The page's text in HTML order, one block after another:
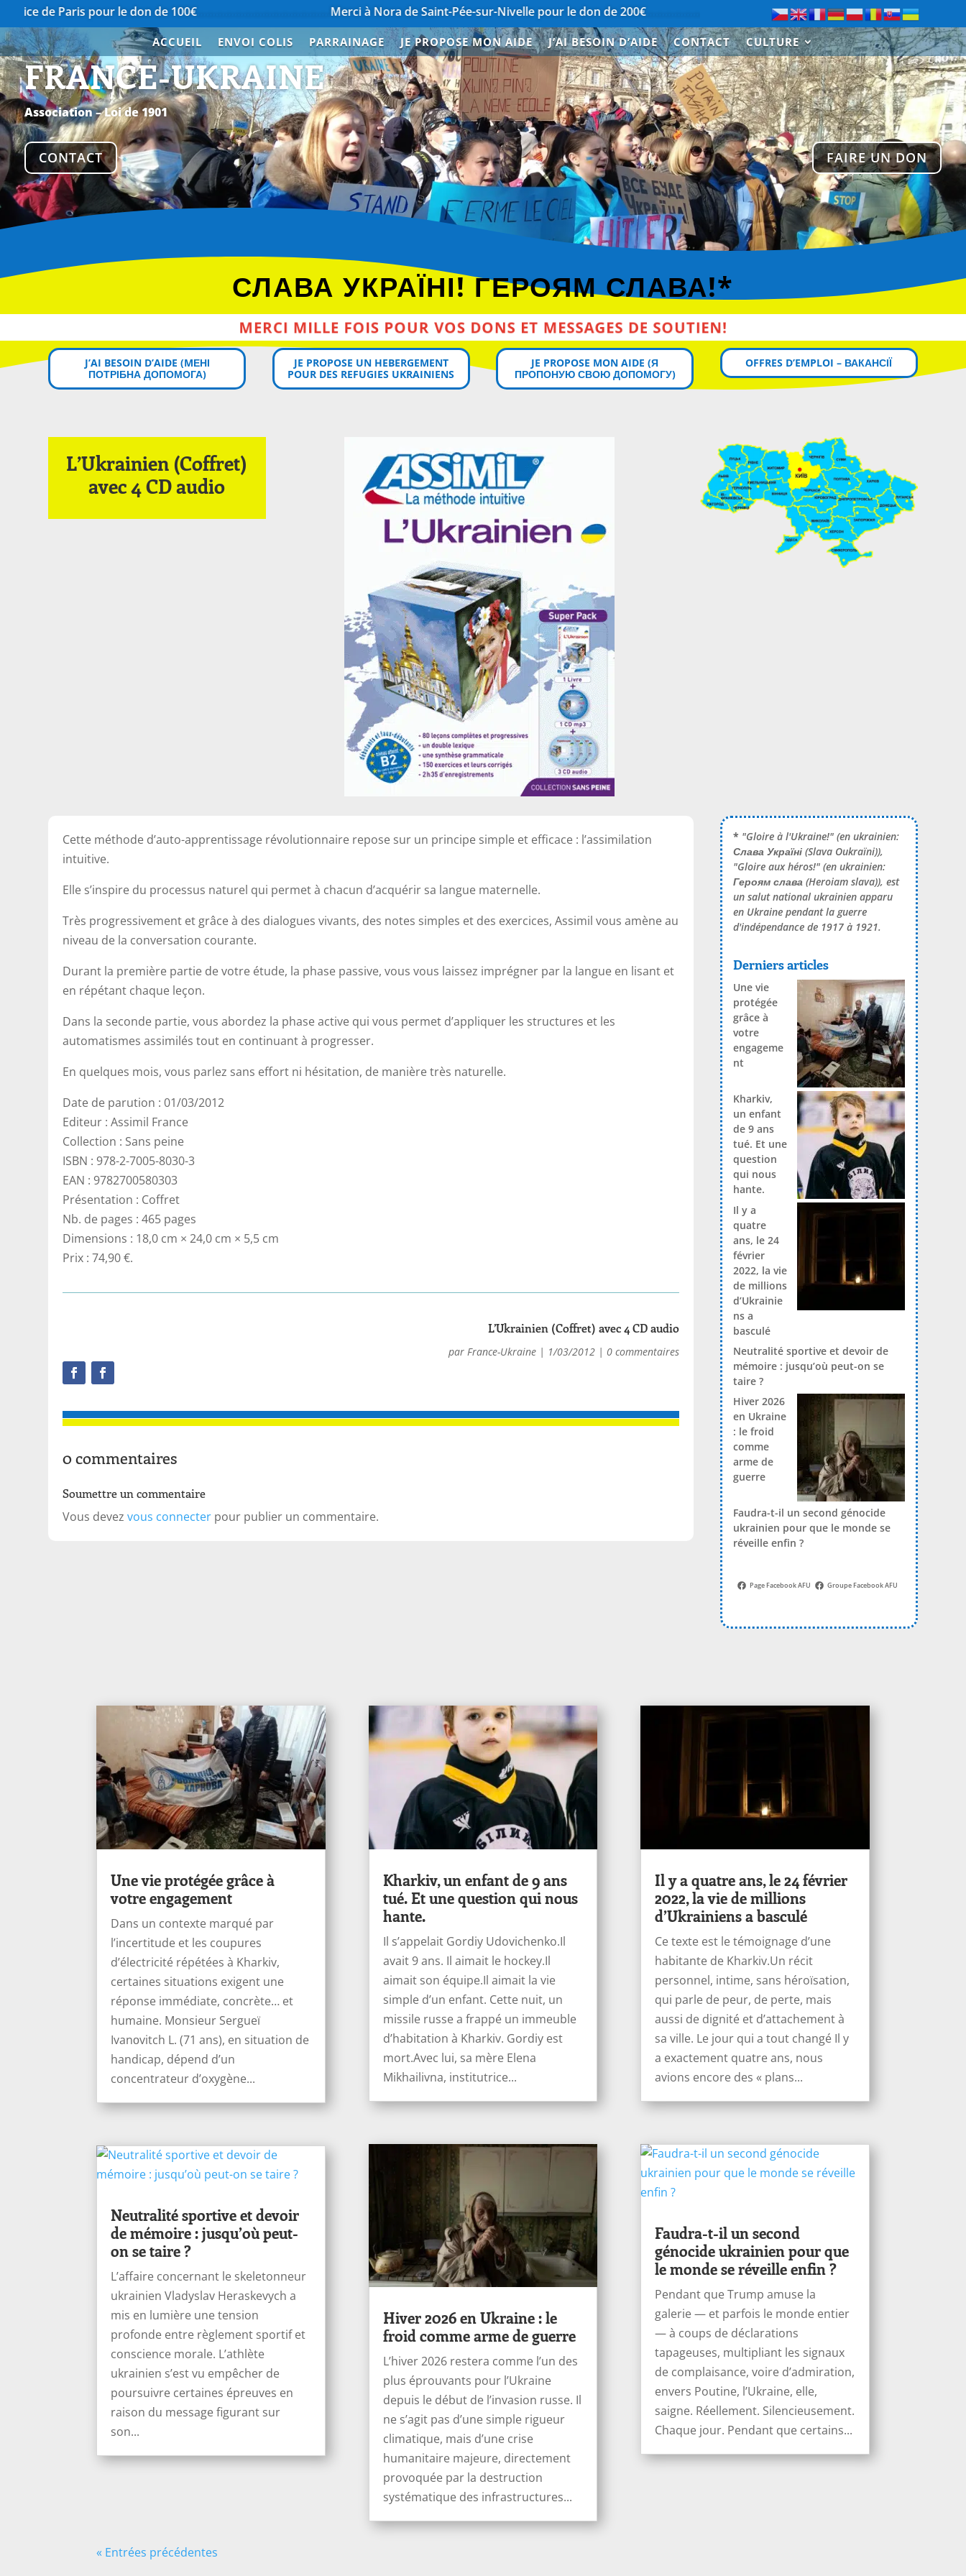
pour le don de 100€……………………………………. Merci à Nora de Saint-Pée-sur-Nivelle pour le don de 200€……………………………………. Merci à Paul de Saint-Cloud pour le don de
ACCUEIL ENVOI COLIS PARRAINAGE JE PROPOSE MON AIDE J’AI BESOIN D’AIDE CONTACT CULTURE
FRANCE-UKRAINE
Association – Loi de 1901
CONTACT FAIRE UN DON
СЛАВА УКРАЇНІ! ГЕРОЯМ СЛАВА!*
MERCI MILLE FOIS POUR VOS DONS ET MESSAGES DE SOUTIEN!
J’AI BESOIN D’AIDE (MЕНІ
ПОТРІБНА ДОПОМОГА)
JE PROPOSE UN HEBERGEMENT
POUR DES REFUGIES UKRAINIENS
JE PROPOSE MON AIDE (Я
ПРОПОНУЮ СВОЮ ДОПОМОГУ)
OFFRES D’EMPLOI – ВАКАНСІЇ
L’Ukrainien (Coffret)
avec 4 CD audio
Cette méthode d’auto-apprentissage révolutionnaire repose sur un principe simple et efficace : l’assimilation
intuitive.
Elle s’inspire du processus naturel qui permet à chacun d’acquérir sa langue maternelle.
Très progressivement et grâce à des dialogues vivants, des notes simples et des exercices, Assimil vous amène au
niveau de la conversation courante.
Durant la première partie de votre étude, la phase passive, vous vous laissez imprégner par la langue en lisant et
en répétant chaque leçon.
Dans la seconde partie, vous abordez la phase active qui vous permet d’appliquer les structures et les
automatismes assimilés tout en continuant à progresser.
En quelques mois, vous parlez sans effort ni hésitation, de manière très naturelle.
Date de parution : 01/03/2012
Editeur : Assimil France
Collection : Sans peine
ISBN : 978-2-7005-8030-3
EAN : 9782700580303
Présentation : Coffret
Nb. de pages : 465 pages
Dimensions : 18,0 cm × 24,0 cm × 5,5 cm
Prix : 74,90 €.
L’Ukrainien (Coffret) avec 4 CD audio
parFrance-Ukraine | 1/03/2012 |0 commentaires
0 commentaires
Soumettre un commentaire
Vous devezvous connecter pour publier un commentaire.
* "Gloire à l'Ukraine!" (en ukrainien:
Слава Україні(Slava Oukraïni)),
"Gloire aux héros!" (en ukrainien:
Героям слава(Heroiam slava)), est
un salut national ukrainien apparu
en Ukraine pendant la guerre
d'indépendance de 1917 à 1921.
Derniers articles
Une vie
protégée
grâce à
votre
engageme
nt
Kharkiv,
un enfant
de 9 ans
tué. Et une
question
qui nous
hante.
Il y a
quatre
ans, le 24
février
2022, la vie
de millions
d’Ukrainie
ns a
basculé
Neutralité sportive et devoir de
mémoire : jusqu’où peut-on se
taire ?
Hiver 2026
en Ukraine
: le froid
comme
arme de
guerre
Faudra-t-il un second génocide
ukrainien pour que le monde se
réveille enfin ?
Page Facebook AFU Groupe Facebook AFU
Une vie protégée grâce à
votre engagement
Dans un contexte marqué par
l’incertitude et les coupures
d’électricité répétées à Kharkiv,
certaines situations exigent une
réponse immédiate, concrète… et
humaine. Monsieur Sergueï
Ivanоvitch L. (71 ans), en situation de
handicap, dépend d’un
concentrateur d’oxygène...
Neutralité sportive et devoir
de mémoire : jusqu’où peut-
on se taire ?
L’affaire concernant le skeletonneur
ukrainien Vladyslav Heraskevych a
mis en lumière une tension
profonde entre règlement sportif et
conscience morale. L’athlète
ukrainien s’est vu empêcher de
poursuivre certaines épreuves en
raison du message figurant sur
son...
Kharkiv, un enfant de 9 ans
tué. Et une question qui nous
hante.
Il s’appelait Gordiy Udovichenko.Il
avait 9 ans. Il aimait le hockey.Il
aimait son équipe.Il aimait la vie
simple d’un enfant. Cette nuit, un
missile russe a frappé un immeuble
d’habitation à Kharkiv. Gordiy est
mort.Avec lui, sa mère Elena
Mikhailivna, institutrice...
Hiver 2026 en Ukraine : le
froid comme arme de guerre
L’hiver 2026 restera comme l’un des
plus éprouvants pour l’Ukraine
depuis le début de l’invasion russe. Il
ne s’agit pas d’une simple rigueur
climatique, mais d’une crise
humanitaire majeure, directement
provoquée par la destruction
systématique des infrastructures...
Il y a quatre ans, le 24 février
2022, la vie de millions
d’Ukrainiens a basculé
Ce texte est le témoignage d’une
habitante de Kharkiv.Un récit
personnel, intime, sans héroïsation,
qui parle de peur, de perte, mais
aussi de dignité et d’attachement à
sa ville. Le jour qui a tout changé Il y
a exactement quatre ans, nous
avions encore des « plans...
Faudra-t-il un second
génocide ukrainien pour que
le monde se réveille enfin ?
Pendant que Trump amuse la
galerie — et parfois le monde entier
— à coups de déclarations
tapageuses, multipliant les signaux
de complaisance, voire d’admiration,
envers Poutine, l’Ukraine, elle,
saigne. Réellement. Silencieusement.
Chaque jour. Pendant que certains...
« Entrées précédentes